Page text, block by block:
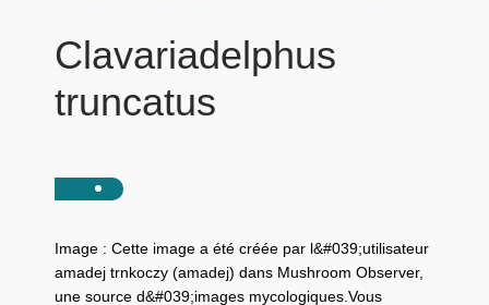
Clavariadelphus
truncatus
Image : Cette image a été créée par l&#039;utilisateur
amadej trnkoczy (amadej) dans Mushroom Observer,
une source d&#039;images mycologiques.Vous